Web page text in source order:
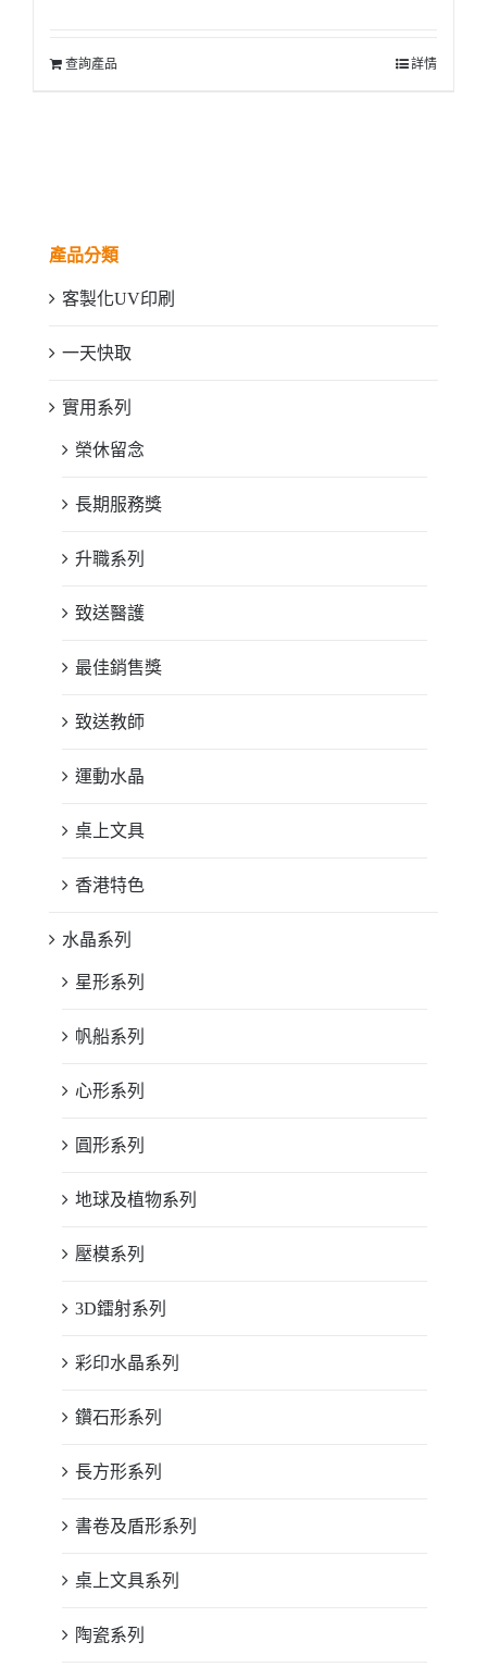
查詢產品 詳情
產品分類
客製化UV印刷
一天快取
實用系列
榮休留念
長期服務獎
升職系列
致送醫護
最佳銷售獎
致送教師
運動水晶
桌上文具
香港特色
水晶系列
星形系列
帆船系列
心形系列
圓形系列
地球及植物系列
壓模系列
3D鐳射系列
彩印水晶系列
鑽石形系列
長方形系列
書卷及盾形系列
桌上文具系列
陶瓷系列